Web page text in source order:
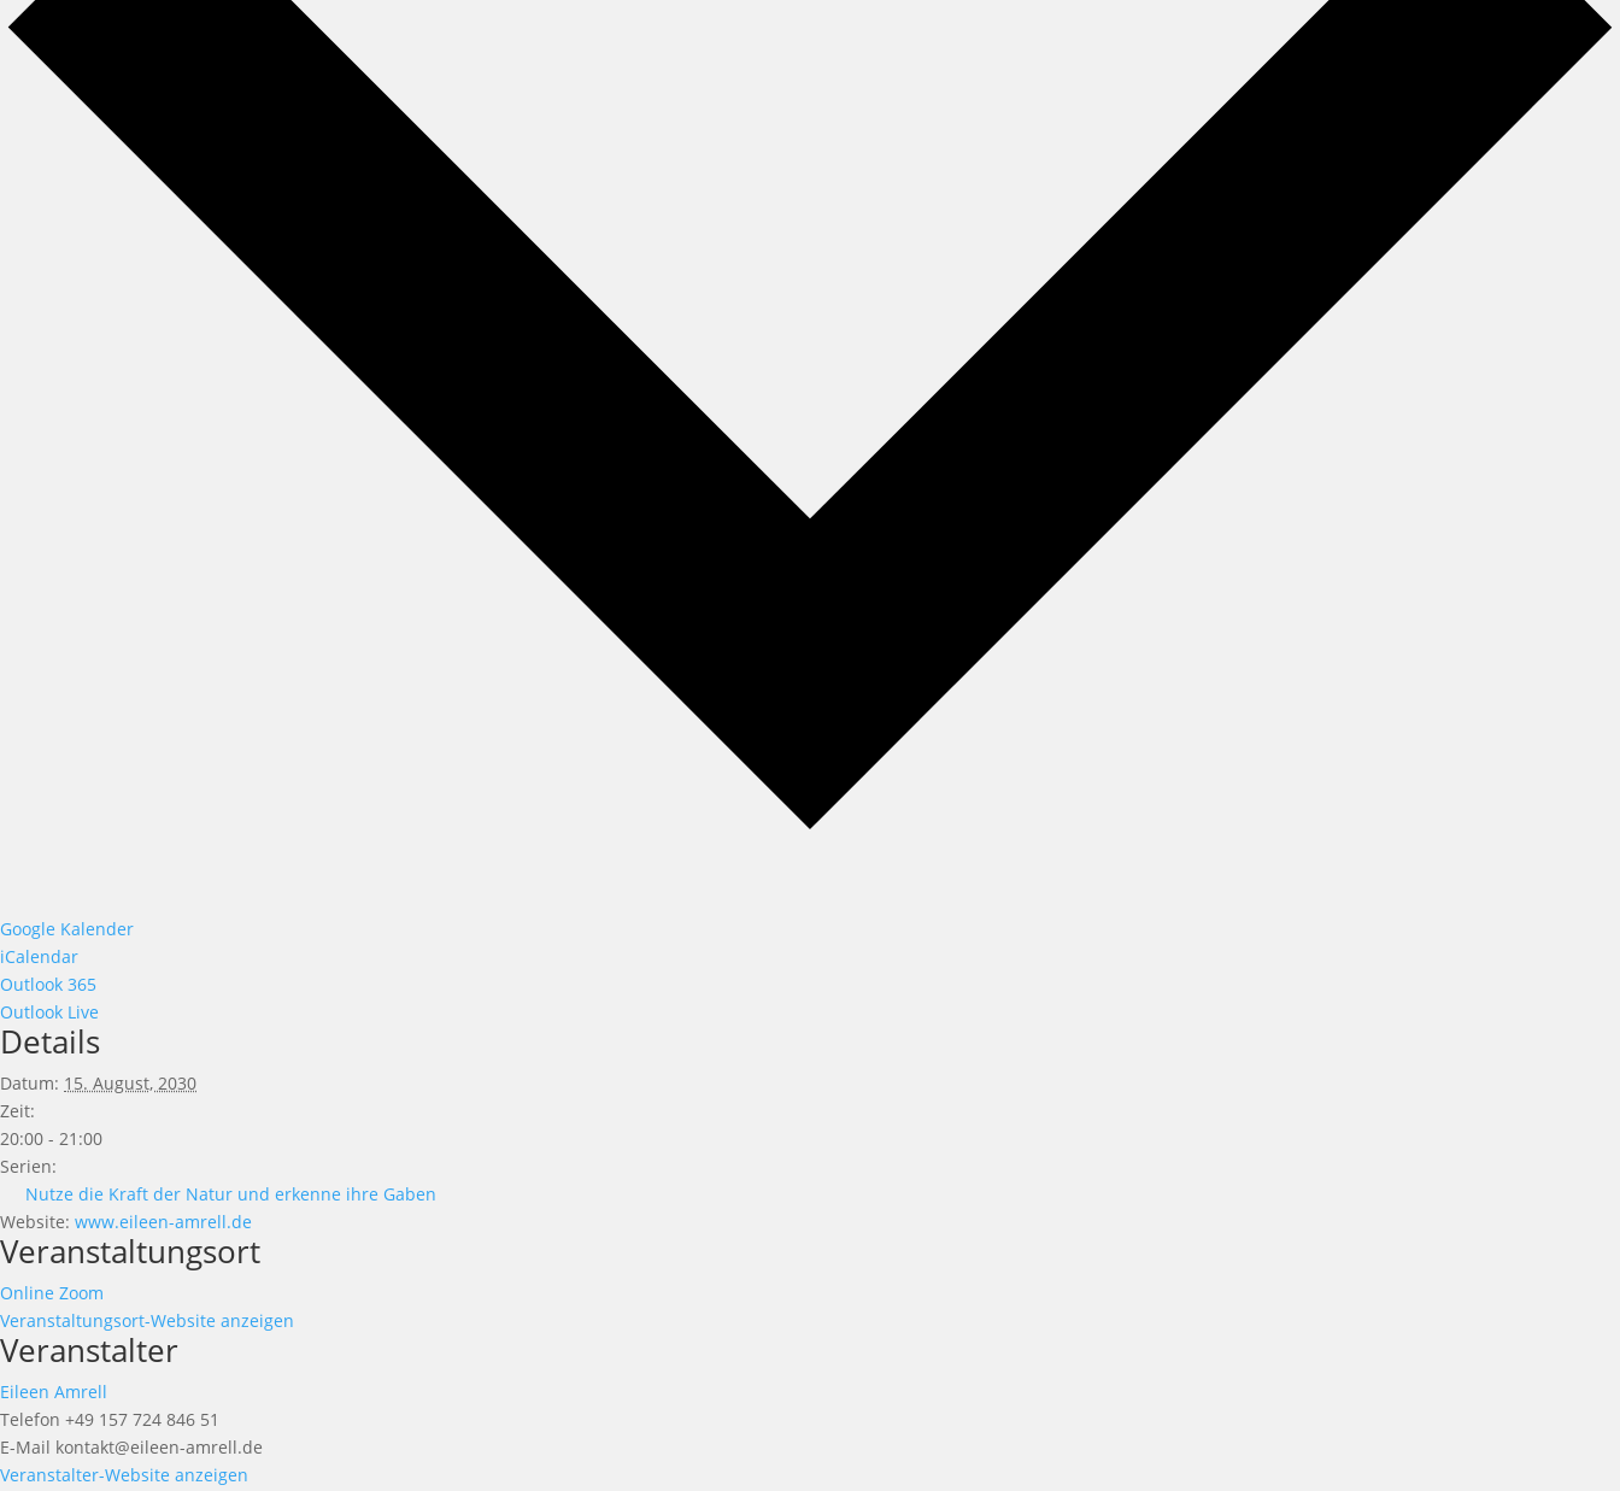
Google Kalender
iCalendar
Outlook 365
Outlook Live
Details
Datum: 15. August, 2030
Zeit:
20:00 - 21:00
Serien:
Nutze die Kraft der Natur und erkenne ihre Gaben
Website: www.eileen-amrell.de
Veranstaltungsort
Online Zoom
Veranstaltungsort-Website anzeigen
Veranstalter
Eileen Amrell
Telefon +49 157 724 846 51
E-Mail kontakt@eileen-amrell.de
Veranstalter-Website anzeigen